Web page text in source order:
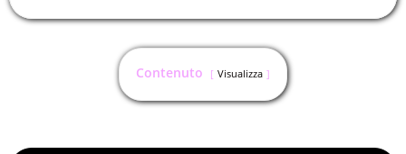
Contenuto Visualizza